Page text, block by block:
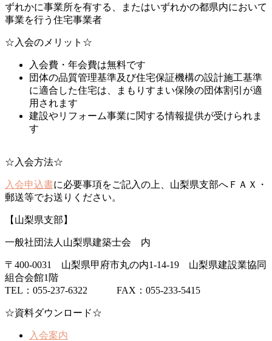
ずれかに事業所を有する、またはいずれかの都県内において
事業を行う住宅事業者
☆入会のメリット☆
入会費・年会費は無料です
団体の品質管理基準及び住宅保証機構の設計施工基準
に適合した住宅は、まもりすまい保険の団体割引が適
用されます
建設やリフォーム事業に関する情報提供が受けられま
す
☆入会方法☆
入会申込書に必要事項をご記入の上、山梨県支部へＦＡＸ・
郵送等でお送りください。
【山梨県支部】
一般社団法人山梨県建築士会 内
〒400-0031 山梨県甲府市丸の内1-14-19 山梨県建設業協同
組合会館1階
TEL：055-237-6322 FAX：055-233-5415
☆資料ダウンロード☆
入会案内